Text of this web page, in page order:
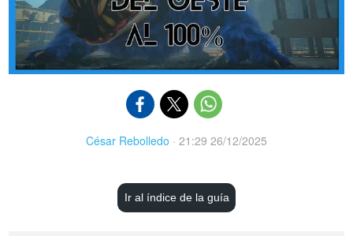
César Rebolledo · 21:29 26/12/2025
Ir al índice de la guía